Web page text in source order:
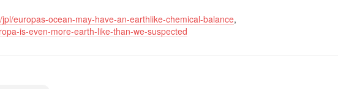
europas-ocean-may-have-an-earthlike-chemical-balance,
is-even-more-earth-like-than-we-suspected